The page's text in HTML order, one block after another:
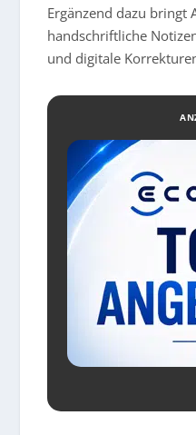
Ergänzend dazu bringt
handschriftliche
und digitale